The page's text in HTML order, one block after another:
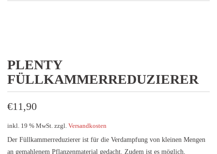
PLENTY
FÜLLKAMMERREDUZIERER
€11,90
inkl. 19 % MwSt. zzgl. Versandkosten
Der Füllkammerreduzierer ist für die Verdampfung von kleinen Mengen
an gemahlenem Pflanzenmaterial gedacht. Zudem ist es möglich,